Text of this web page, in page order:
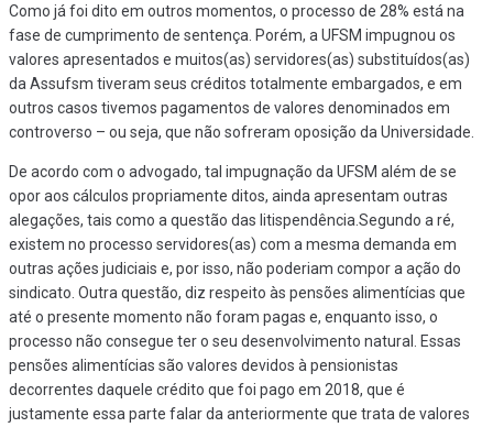
Como já foi dito em outros momentos, o processo de 28% está na
fase de cumprimento de sentença. Porém, a UFSM impugnou os
valores apresentados e muitos(as) servidores(as) substituídos(as)
da Assufsm tiveram seus créditos totalmente embargados, e em
outros casos tivemos pagamentos de valores denominados em
controverso – ou seja, que não sofreram oposição da Universidade.
De acordo com o advogado, tal impugnação da UFSM além de se
opor aos cálculos propriamente ditos, ainda apresentam outras
alegações, tais como a questão das litispendência.Segundo a ré,
existem no processo servidores(as) com a mesma demanda em
outras ações judiciais e, por isso, não poderiam compor a ação do
sindicato. Outra questão, diz respeito às pensões alimentícias que
até o presente momento não foram pagas e, enquanto isso, o
processo não consegue ter o seu desenvolvimento natural. Essas
pensões alimentícias são valores devidos à pensionistas
decorrentes daquele crédito que foi pago em 2018, que é
justamente essa parte falar da anteriormente que trata de valores